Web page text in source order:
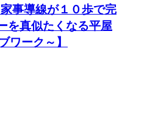
事導線が１０歩で完
を真似たくなる平屋
ワーク～】